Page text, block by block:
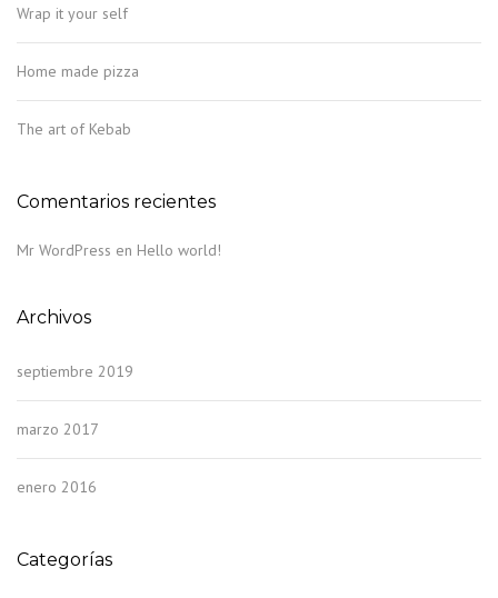
Wrap it your self
Home made pizza
The art of Kebab
Comentarios recientes
Mr WordPress en Hello world!
Archivos
septiembre 2019
marzo 2017
enero 2016
Categorías